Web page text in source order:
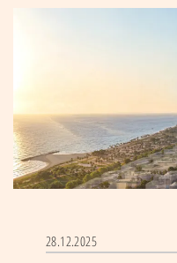
28.12.2025